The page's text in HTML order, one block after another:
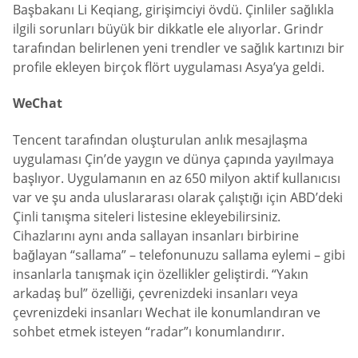
Başbakanı Li Keqiang, girişimciyi övdü. Çinliler sağlıkla
ilgili sorunları büyük bir dikkatle ele alıyorlar. Grindr
tarafından belirlenen yeni trendler ve sağlık kartınızı bir
profile ekleyen birçok flört uygulaması Asya’ya geldi.
WeChat
Tencent tarafından oluşturulan anlık mesajlaşma
uygulaması Çin’de yaygın ve dünya çapında yayılmaya
başlıyor. Uygulamanın en az 650 milyon aktif kullanıcısı
var ve şu anda uluslararası olarak çalıştığı için ABD’deki
Çinli tanışma siteleri listesine ekleyebilirsiniz.
Cihazlarını aynı anda sallayan insanları birbirine
bağlayan “sallama” – telefonunuzu sallama eylemi – gibi
insanlarla tanışmak için özellikler geliştirdi. “Yakın
arkadaş bul” özelliği, çevrenizdeki insanları veya
çevrenizdeki insanları Wechat ile konumlandıran ve
sohbet etmek isteyen “radar”ı konumlandırır.